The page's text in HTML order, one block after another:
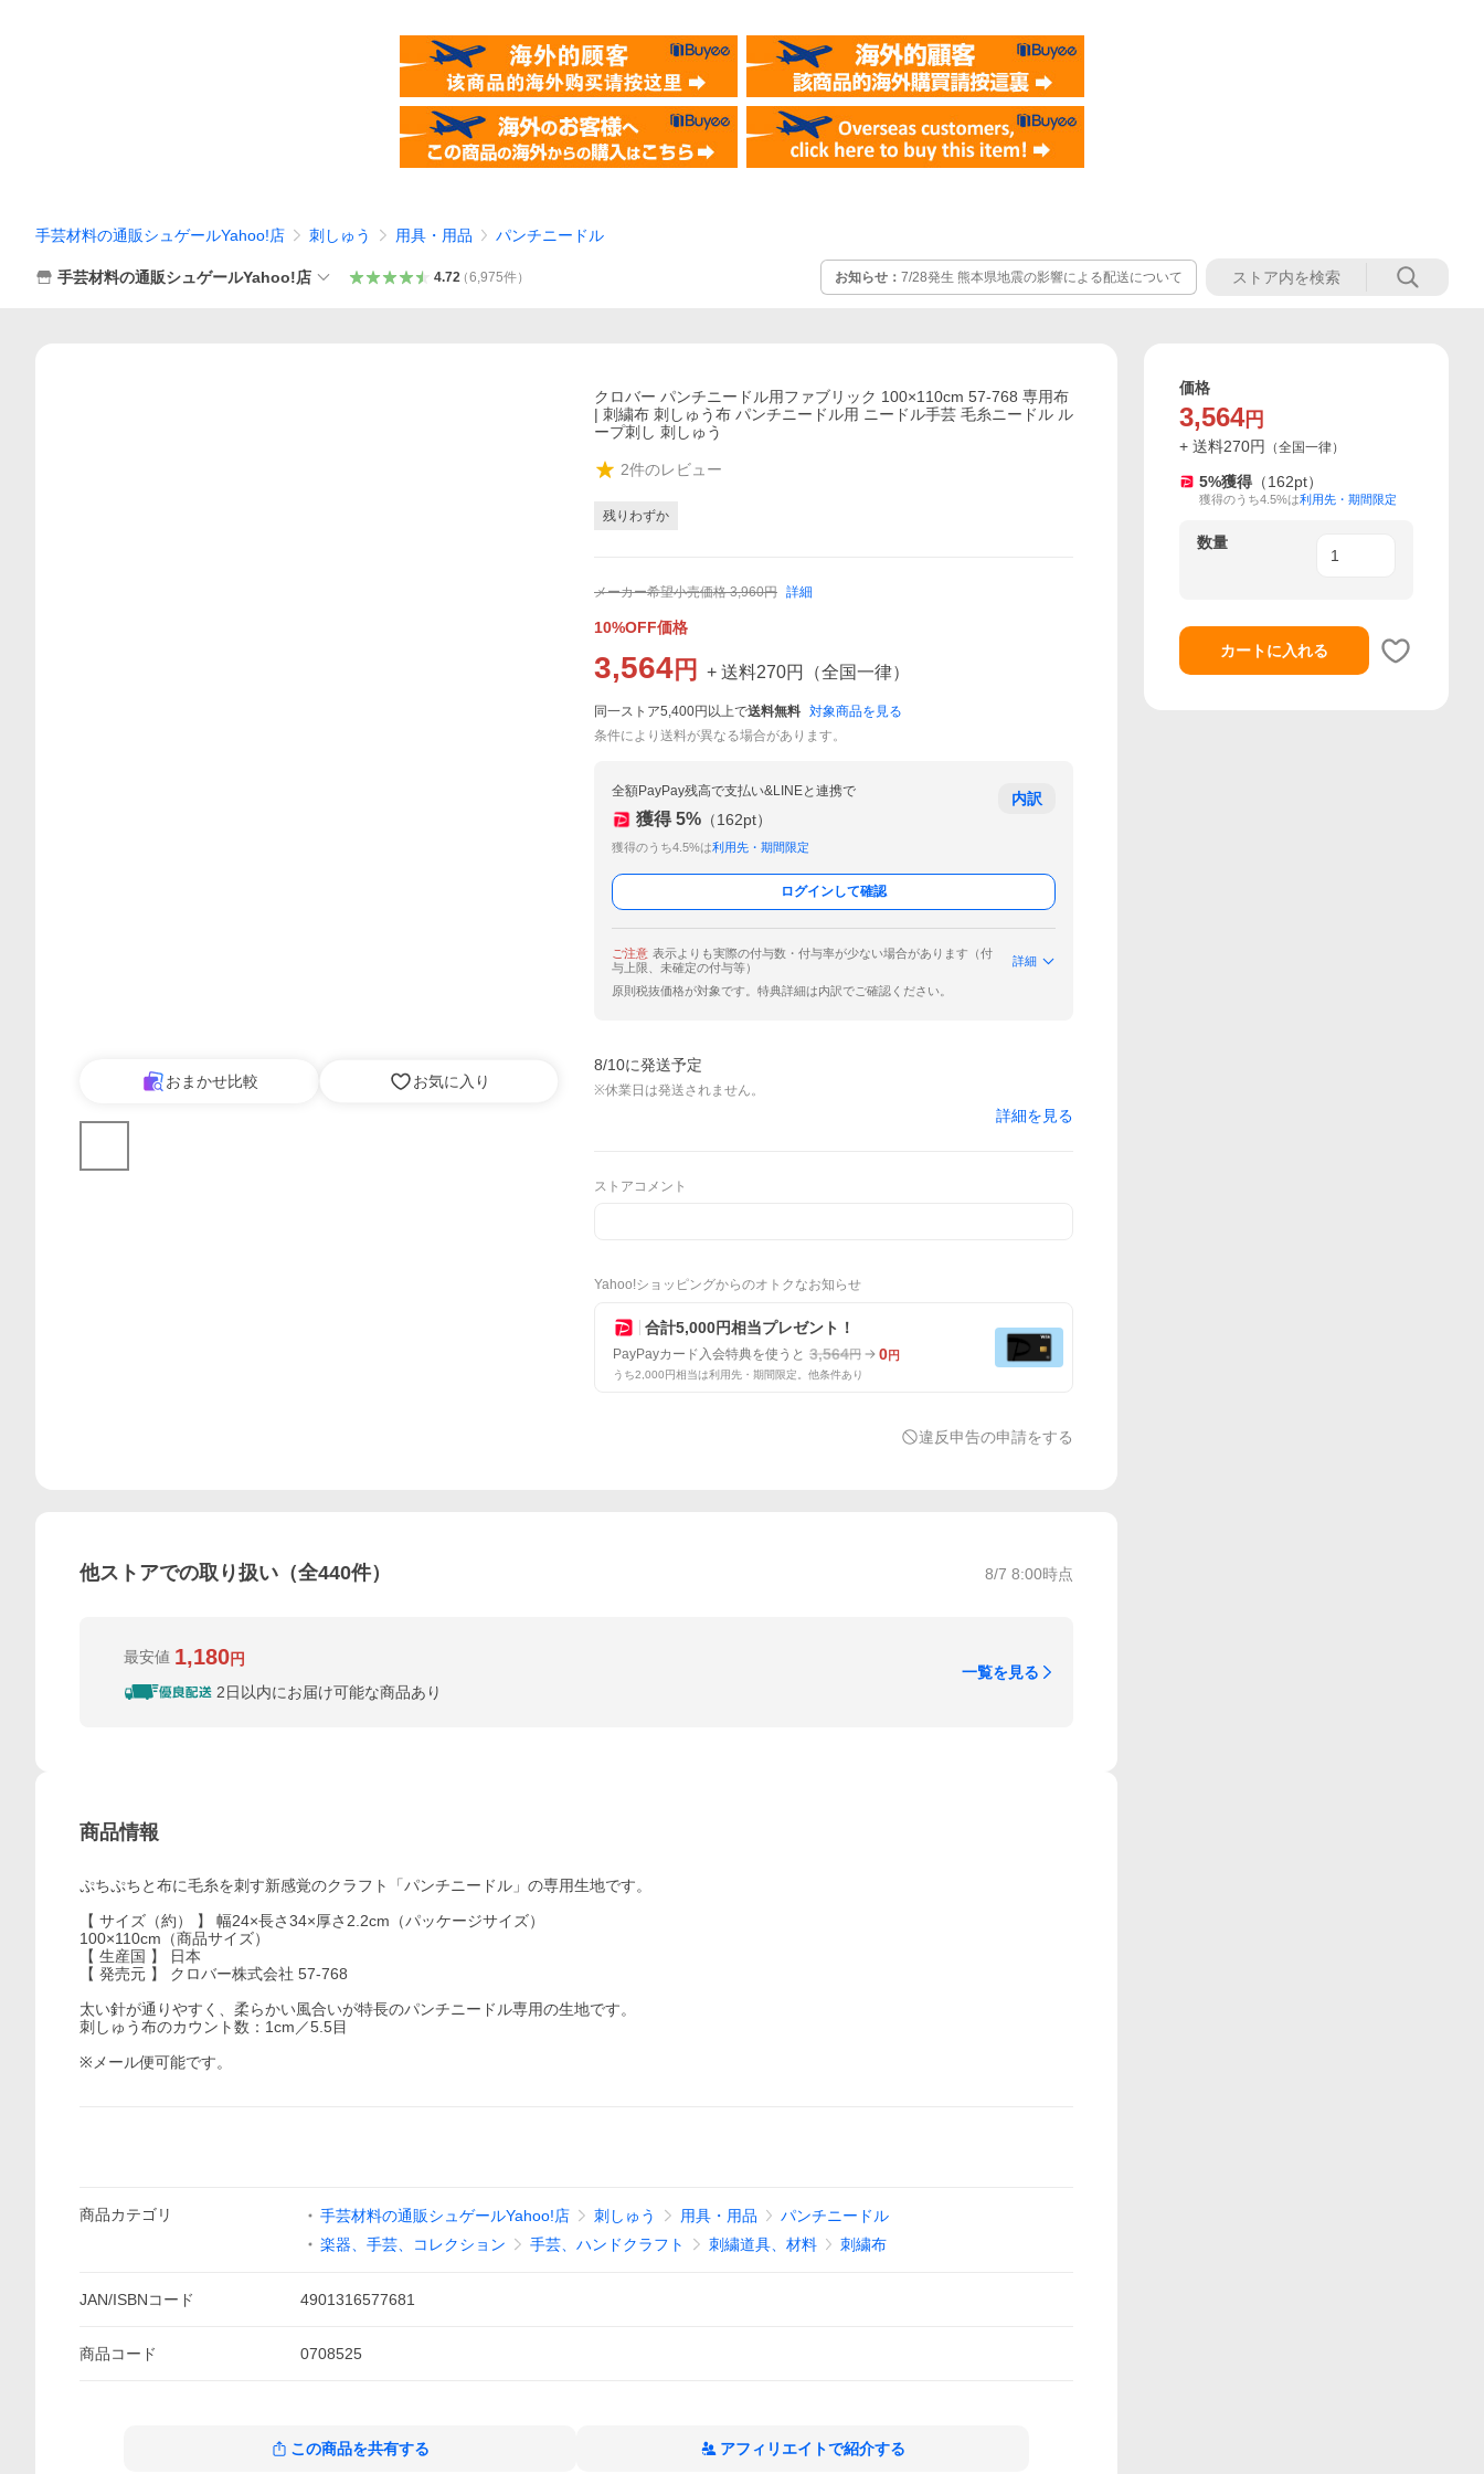
手芸材料の通販シュゲールYahoo!店 刺しゅう 用具・用品 パンチニードル
手芸材料の通販シュゲールYahoo!店 4.72（6,975件） お知らせ： 7/28発生 熊本県地震の影響による配送について
おまかせ比較 お気に入り
クロバー パンチニードル用ファブリック 100×110cm 57-768 専用布
| 刺繍布 刺しゅう布 パンチニードル用 ニードル手芸 毛糸ニードル ル
ープ刺し 刺しゅう
2件のレビュー
残りわずか
メーカー希望小売価格 3,960円 詳細
10%OFF価格
3,564円 + 送料270円 （全国一律）
同一ストア5,400円以上で送料無料 対象商品を見る
条件により送料が異なる場合があります。
全額PayPay残高で支払い&LINEと連携で
獲得 5% （162pt）
獲得のうち4.5%は利用先・期間限定
内訳
ログインして確認
ご注意 表示よりも実際の付与数・付与率が少ない場合があります（付
与上限、未確定の付与等）
詳細
原則税抜価格が対象です。特典詳細は内訳でご確認ください。
8/10に発送予定
※休業日は発送されません。
詳細を見る
ストアコメント
Yahoo!ショッピングからのオトクなお知らせ
合計5,000円相当プレゼント！
PayPayカード入会特典を使うと 3,564円 0円
うち2,000円相当は利用先・期間限定。他条件あり
違反申告の申請をする
他ストアでの取り扱い（全440件） 8/7 8:00時点
最安値 1,180円
2日以内にお届け可能な商品あり
一覧を見る
商品情報
ぷちぷちと布に毛糸を刺す新感覚のクラフト「パンチニードル」の専用生地です。
【 サイズ（約） 】 幅24×長さ34×厚さ2.2cm（パッケージサイズ）
100×110cm（商品サイズ）
【 生産国 】 日本
【 発売元 】 クロバー株式会社 57-768
太い針が通りやすく、柔らかい風合いが特長のパンチニードル専用の生地です。
刺しゅう布のカウント数：1cm／5.5目
※メール便可能です。
商品カテゴリ 手芸材料の通販シュゲールYahoo!店 刺しゅう 用具・用品
パンチニードル
楽器、手芸、コレクション
手芸、ハンドクラフト 刺繍道具、材料 刺繍布
JAN/ISBNコード 4901316577681
商品コード 0708525
この商品を共有する アフィリエイトで紹介する
価格
3,564円
+ 送料270円 （全国一律）
5%獲得 （162pt）
獲得のうち4.5%は利用先・期間限定
数量
カートに入れる